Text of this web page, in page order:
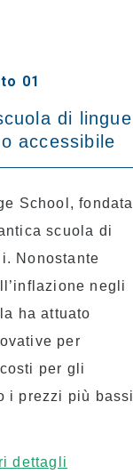
01
di lingue
accessibile
School, fondata
scuola di
Nonostante
negli
ha attuato
per
per gli
i prezzi più bassi
dettagli